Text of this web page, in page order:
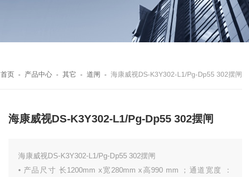
首页 - 产品中心 - 其它 - 道闸 - 海康威视DS-K3Y302-L1/Pg-Dp55 302摆闸
海康威视DS-K3Y302-L1/Pg-Dp55 302摆闸
海康威视DS-K3Y302-L1/Pg-Dp55 302摆闸
• 产品尺寸 长1200mm x宽280mm x高990 mm ；通道宽度 ：